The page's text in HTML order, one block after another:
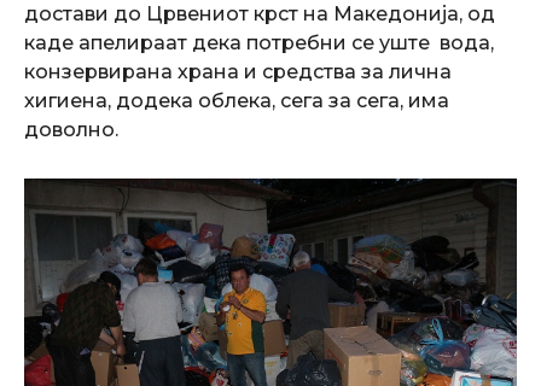
достави до Црвениот крст на Македонија, од
каде апелираат дека потребни се уште вода,
конзервирана храна и средства за лична
хигиена, додека облека, сега за сега, има
доволно.